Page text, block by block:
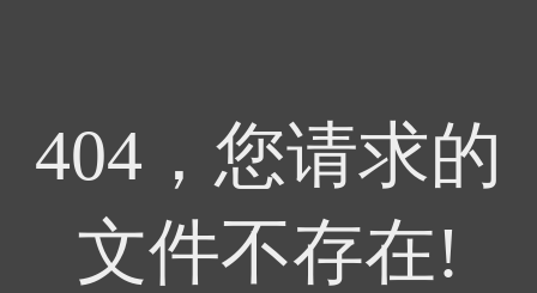
404，您请求的
文件不存在!